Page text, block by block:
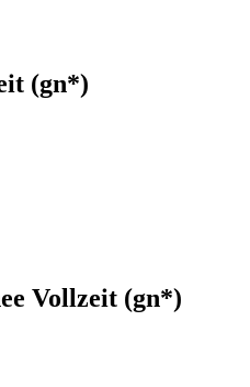
(gn*)
Vollzeit (gn*)